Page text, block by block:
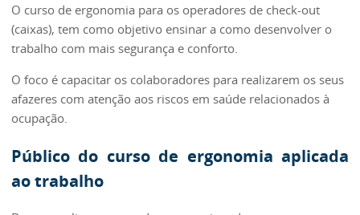
O curso de ergonomia para os operadores de check-out
(caixas), tem como objetivo ensinar a como desenvolver o
trabalho com mais segurança e conforto.
O foco é capacitar os colaboradores para realizarem os seus
afazeres com atenção aos riscos em saúde relacionados à
ocupação.
Público do curso de ergonomia aplicada
ao trabalho